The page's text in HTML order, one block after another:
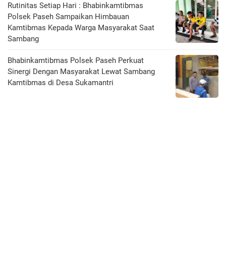
Rutinitas Setiap Hari : Bhabinkamtibmas
Polsek Paseh Sampaikan Himbauan
Kamtibmas Kepada Warga Masyarakat Saat
Sambang
Bhabinkamtibmas Polsek Paseh Perkuat
Sinergi Dengan Masyarakat Lewat Sambang
Kamtibmas di Desa Sukamantri